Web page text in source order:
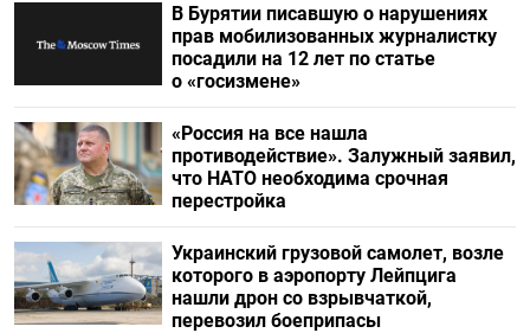
В Бурятии писавшую о нарушениях
прав мобилизованных журналистку
посадили на 12 лет по статье
о «госизмене»
«Россия на все нашла
противодействие». Залужный заявил,
что НАТО необходима срочная
перестройка
Украинский грузовой самолет, возле
которого в аэропорту Лейпцига
нашли дрон со взрывчаткой,
перевозил боеприпасы